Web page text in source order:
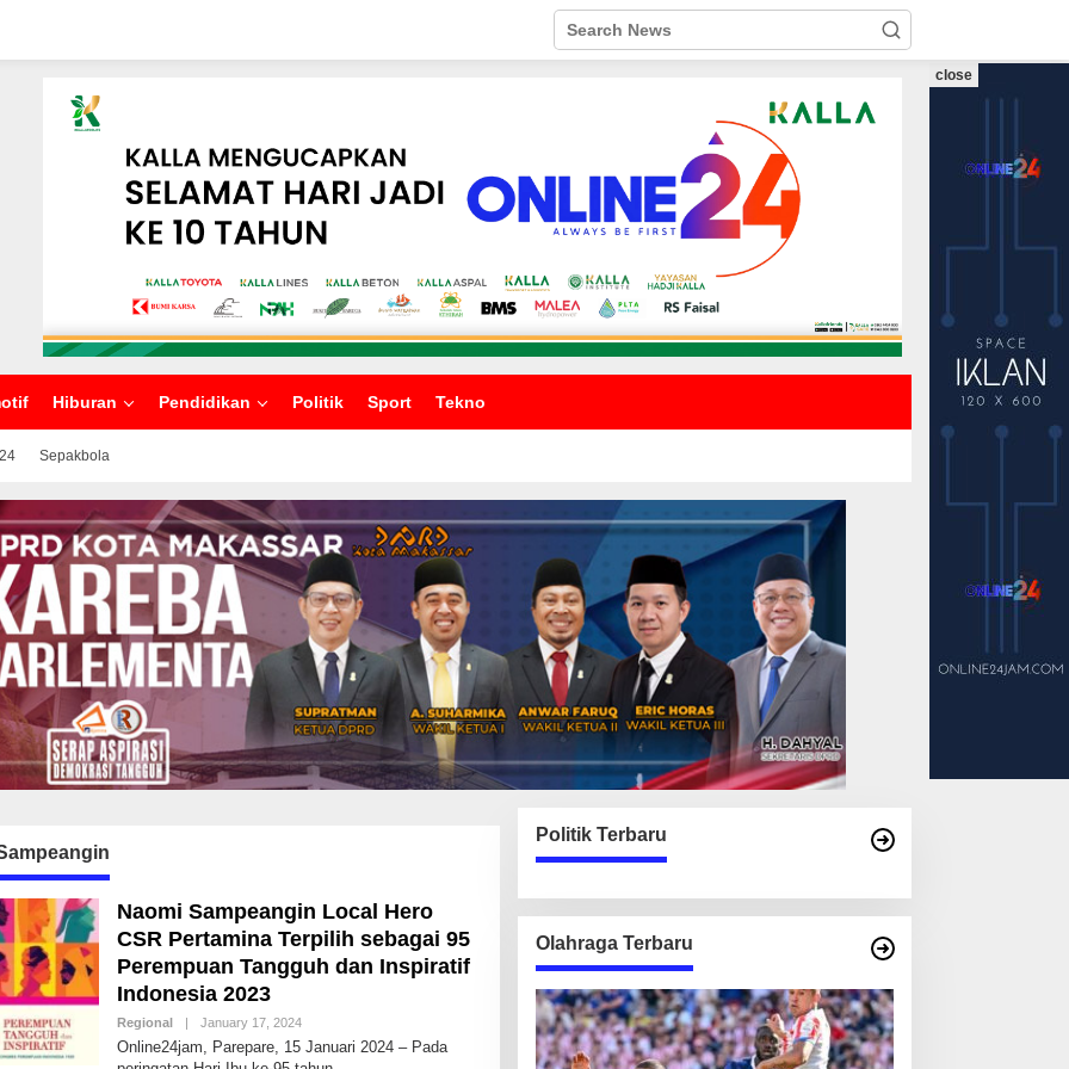
Hiburan Pendidikan Politik Sport Tekno
Sepakbola
close
Naomi Sampeangin Local Hero
CSR Pertamina Terpilih sebagai 95
Perempuan Tangguh dan Inspiratif
Indonesia 2023
Regional | January 17, 2024B
Y
Online24jam, Parepare, 15 Januari 2024 – Pada
Politik Terbaru
Olahraga Terbaru